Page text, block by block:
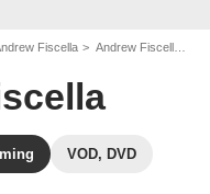
Fiscella Andrew Fiscella : Films et séries online
VOD, DVD